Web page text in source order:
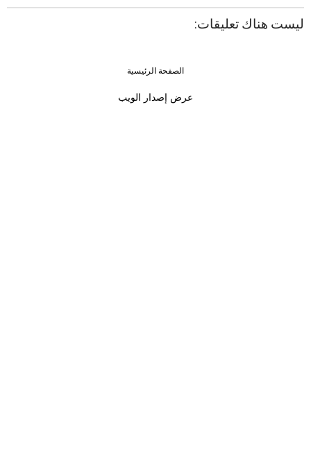
ليست هناك تعليقات:
الصفحة الرئيسية
عرض إصدار الويب